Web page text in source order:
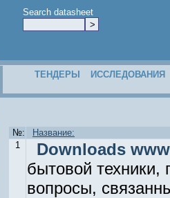
Search datasheet
ТЕНДЕРЫ ИССЛЕДОВАНИЯ
№:
Название:
1
Downloads
бытовой техники,
вопросы,